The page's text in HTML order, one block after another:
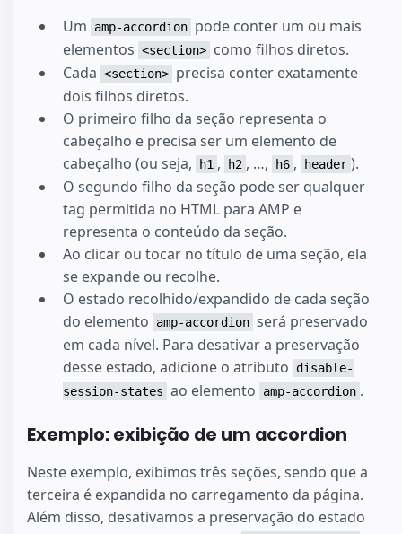
Um amp-accordion pode conter um ou mais
elementos <section> como filhos diretos.
Cada <section> precisa conter exatamente
dois filhos diretos.
O primeiro filho da seção representa o
cabeçalho e precisa ser um elemento de
cabeçalho (ou seja,
h1 , h2 , …, h6 , header ).
O segundo filho da seção pode ser qualquer
tag permitida no HTML para AMP e
representa o conteúdo da seção.
Ao clicar ou tocar no título de uma seção, ela
se expande ou recolhe.
O estado recolhido/expandido de cada seção
do elemento
amp-accordion será preservado
em cada nível. Para desativar a preservação
desse estado, adicione o atributo
disable-
session-states ao elemento amp-accordion .
Exemplo: exibição de um accordion
Neste exemplo, exibimos três seções, sendo que a
terceira é expandida no carregamento da página.
Além disso, desativamos a preservação do estado